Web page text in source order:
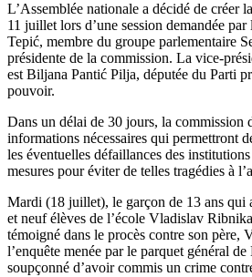
L’Assemblée nationale a décidé de créer
11 juillet lors d’une session demandée
Tepić, membre du groupe parlementaire
présidente de la commission. La vice-
est Biljana Pantić Pilja, députée du Parti
pouvoir.
Dans un délai de 30 jours, la commission
informations nécessaires qui permettront
les éventuelles défaillances des
mesures pour éviter de telles tragédies à
Mardi (18 juillet), le garçon de 13 ans qui
et neuf élèves de l’école Vladislav
témoigné dans le procès contre son père,
l’enquête menée par le parquet général
soupçonné d’avoir commis un crime